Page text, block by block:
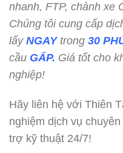
nhanh, FTP, chành xe
Chúng tôi cung cấp
lấy NGAYtrong 30
cầu GẤP. Giá tốt cho
nghiệp!
Hãy liên hệ với Thiên
nghiệm dịch vụ
trợ kỹ thuật 24/7!